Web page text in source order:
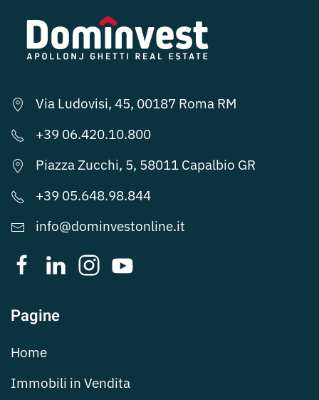
Via Ludovisi, 45, 00187 Roma RM
+39 06.420.10.800
Piazza Zucchi, 5, 58011 Capalbio GR
+39 05.648.98.844
info@dominvestonline.it
Pagine
Home
Immobili in Vendita